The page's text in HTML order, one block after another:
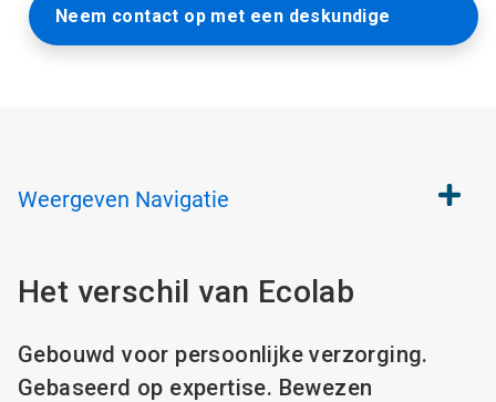
Neem contact op met een deskundige
Weergeven Navigatie
Het verschil van Ecolab
Gebouwd voor persoonlijke verzorging.
Gebaseerd op expertise. Bewezen